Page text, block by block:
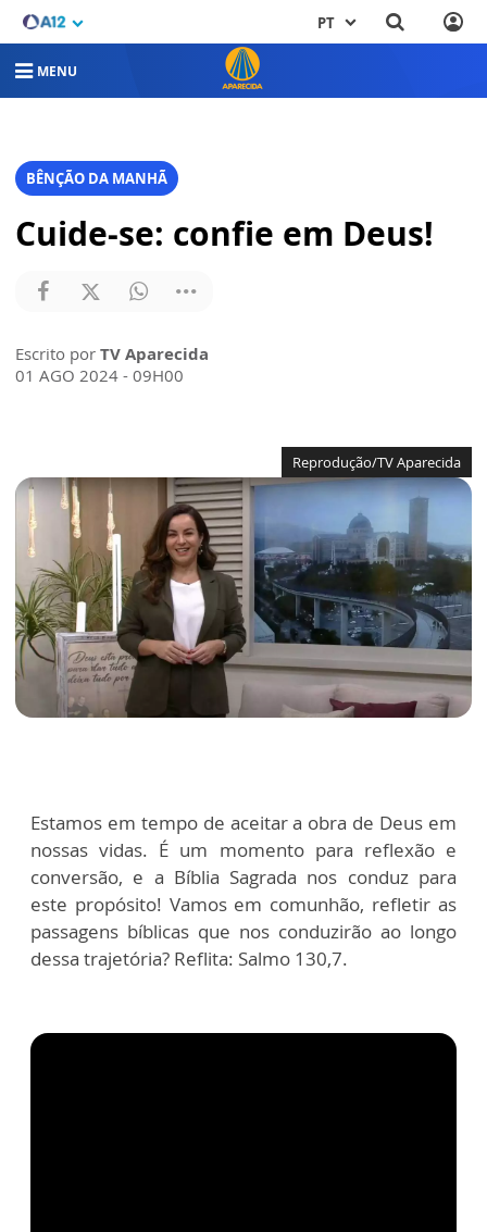
PT
MENU
BÊNÇÃO DA MANHÃ
Cuide-se: confie em Deus!
Escrito por TV Aparecida
01 AGO 2024 - 09H00
Reprodução/TV Aparecida
Estamos em tempo de aceitar a obra de Deus em
nossas vidas. É um momento para reflexão e
conversão, e a Bíblia Sagrada nos conduz para
este propósito! Vamos em comunhão, refletir as
passagens bíblicas que nos conduzirão ao longo
dessa trajetória? Reflita: Salmo 130,7.